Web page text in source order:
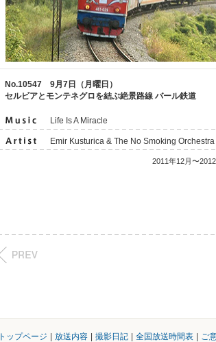
No.10547 9月7日（月曜日）
セルビアとモンテネグロを結ぶ絶景路線 バール鉄道
Life Is A Miracle
Emir Kusturica & The No Smoking Orchestra
2011年12月〜
トップページ 放送内容 撮影日記 全国放送時間表 ご